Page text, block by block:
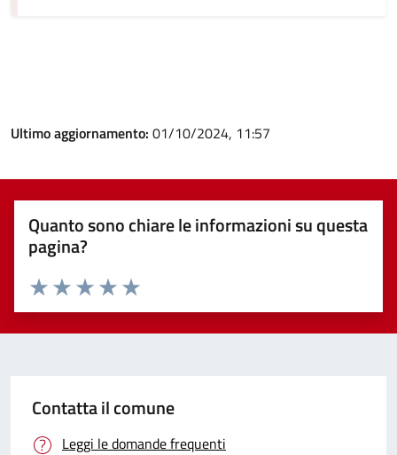
Ultimo aggiornamento: 01/10/2024, 11:57
Quanto sono chiare le informazioni su questa
pagina?
Valuta 5 stelle su 5
Valuta 4 stelle su 5
Valuta 3 stelle su 5
Valuta 2 stelle su 5
Valuta 1 stelle su 5
Contatta il comune
Leggi le domande frequenti